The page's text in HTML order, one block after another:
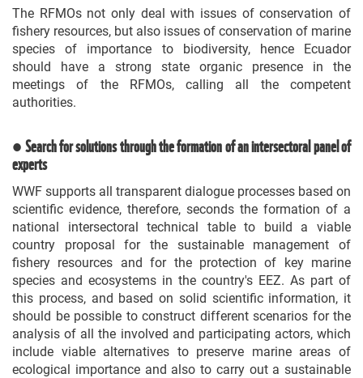
The RFMOs not only deal with issues of conservation of
fishery resources, but also issues of conservation of marine
species of importance to biodiversity, hence Ecuador
should have a strong state organic presence in the
meetings of the RFMOs, calling all the competent
authorities.
● Search for solutions through the formation of an intersectoral panel of
experts
WWF supports all transparent dialogue processes based on
scientific evidence, therefore, seconds the formation of a
national intersectoral technical table to build a viable
country proposal for the sustainable management of
fishery resources and for the protection of key marine
species and ecosystems in the country's EEZ. As part of
this process, and based on solid scientific information, it
should be possible to construct different scenarios for the
analysis of all the involved and participating actors, which
include viable alternatives to preserve marine areas of
ecological importance and also to carry out a sustainable